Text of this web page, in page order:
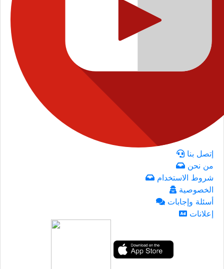
إتصل بنا
من نحن
شروط الاستخدام
الخصوصية
أسئلة وإجابات
إعلانات